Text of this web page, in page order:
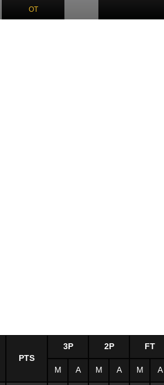
OT
PTS
3P 2P FT
M A M A M A